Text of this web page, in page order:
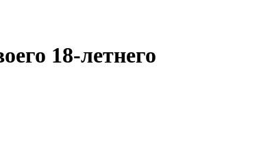
18-летнего